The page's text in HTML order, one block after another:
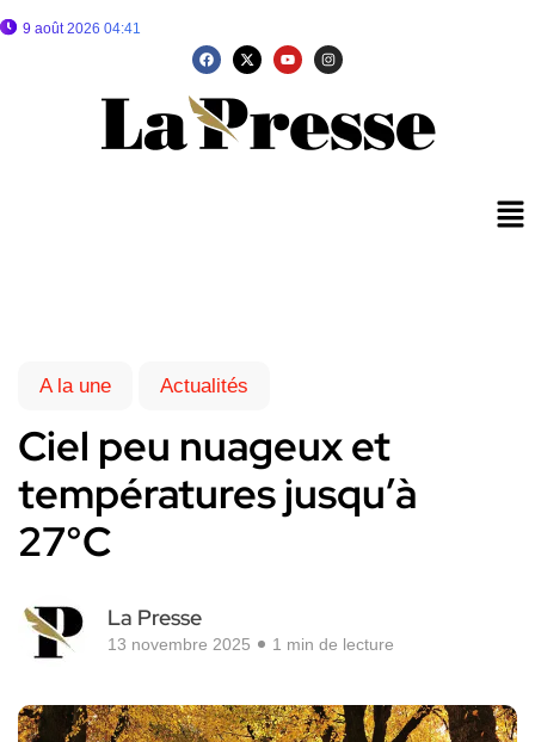
9 août 2026 04:41
A la une Actualités
Ciel peu nuageux et
températures jusqu’à
27°C
La Presse
13 novembre 2025 1 min de lecture